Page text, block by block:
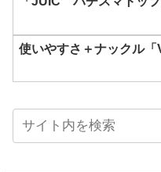
使いやすさ＋ナックル